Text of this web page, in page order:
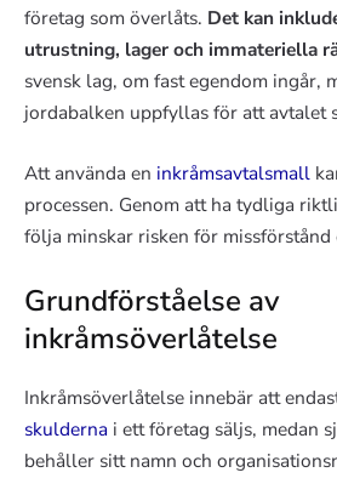
företag som överlåts. Det kan
utrustning, lager och immateriella
svensk lag, om fast egendom ingår,
jordabalken uppfyllas för att avtalet
Att använda en inkråmsavtalsmall
processen. Genom att ha tydliga
följa minskar risken för
Grundförståelse av
inkråmsöverlåtelse
Inkråmsöverlåtelse innebär att
skulderna i ett företag säljs, medan
behåller sitt namn och